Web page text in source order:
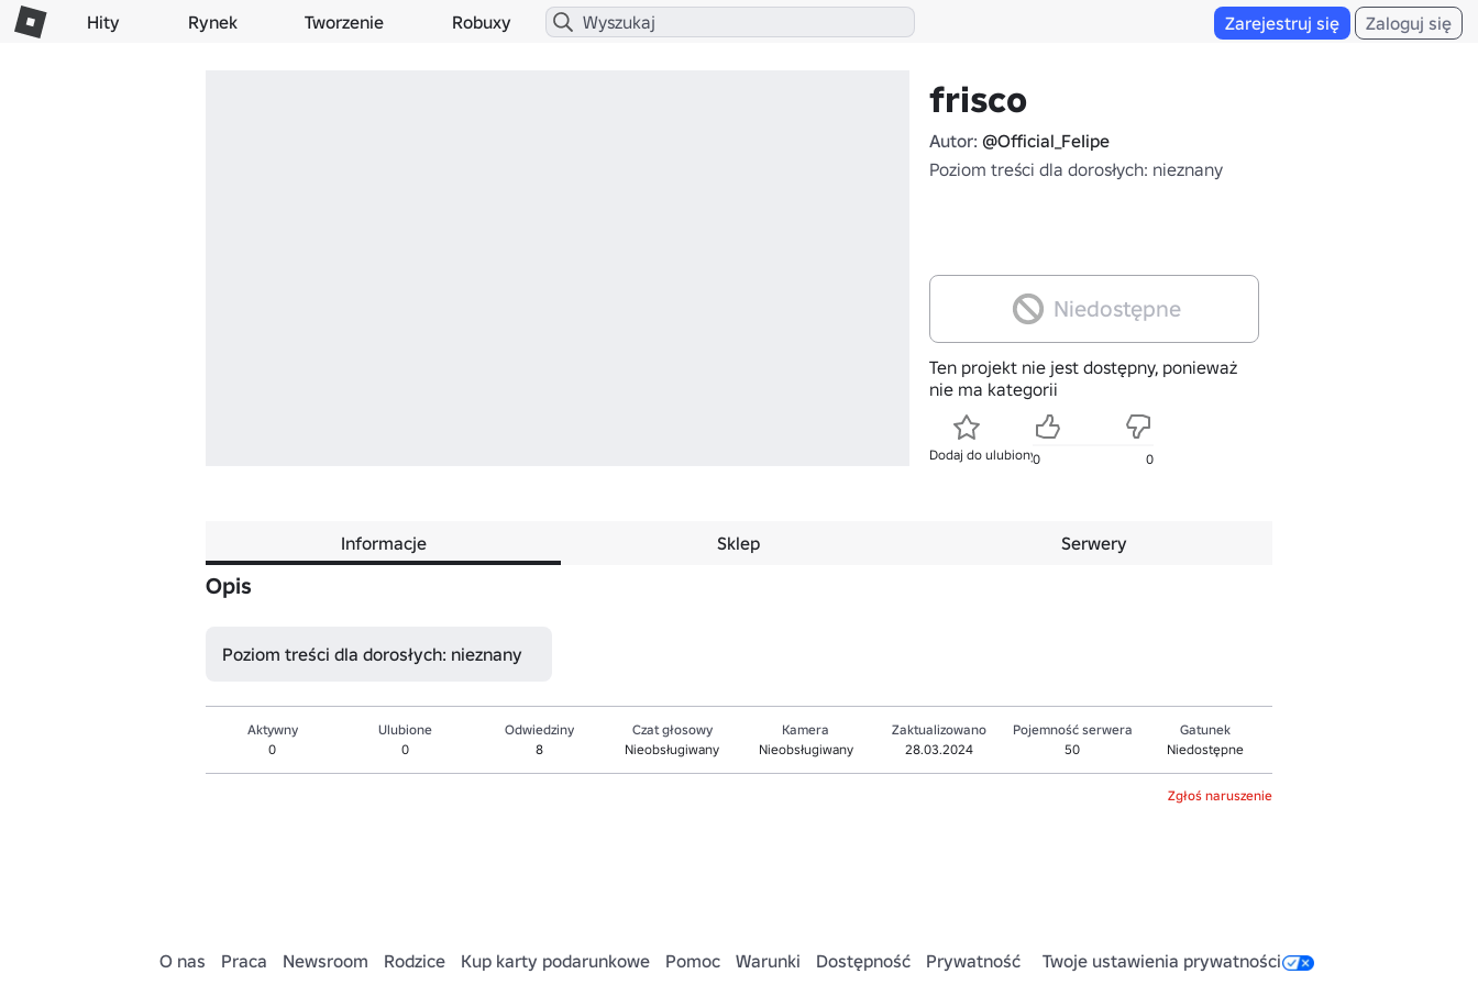
Hity Rynek Tworzenie Robuxy Zarejestruj się Zaloguj się
frisco
Autor: @Official_FeIipe
Poziom treści dla dorosłych: nieznany
Niedostępne
Ten projekt nie jest dostępny, ponieważ
nie ma kategorii
Dodaj do ulubionych
0 0
Informacje Sklep Serwery
Opis
Poziom treści dla dorosłych: nieznany
Aktywny
0
Ulubione
0
Odwiedziny
8
Czat głosowy
Nieobsługiwany
Kamera
Nieobsługiwany
Zaktualizowano
28.03.2024
Pojemność serwera
50
Gatunek
Niedostępne
Zgłoś naruszenie
O nas Praca Newsroom Rodzice Kup karty podarunkowe Pomoc Warunki Dostępność Prywatność Twoje ustawienia prywatności